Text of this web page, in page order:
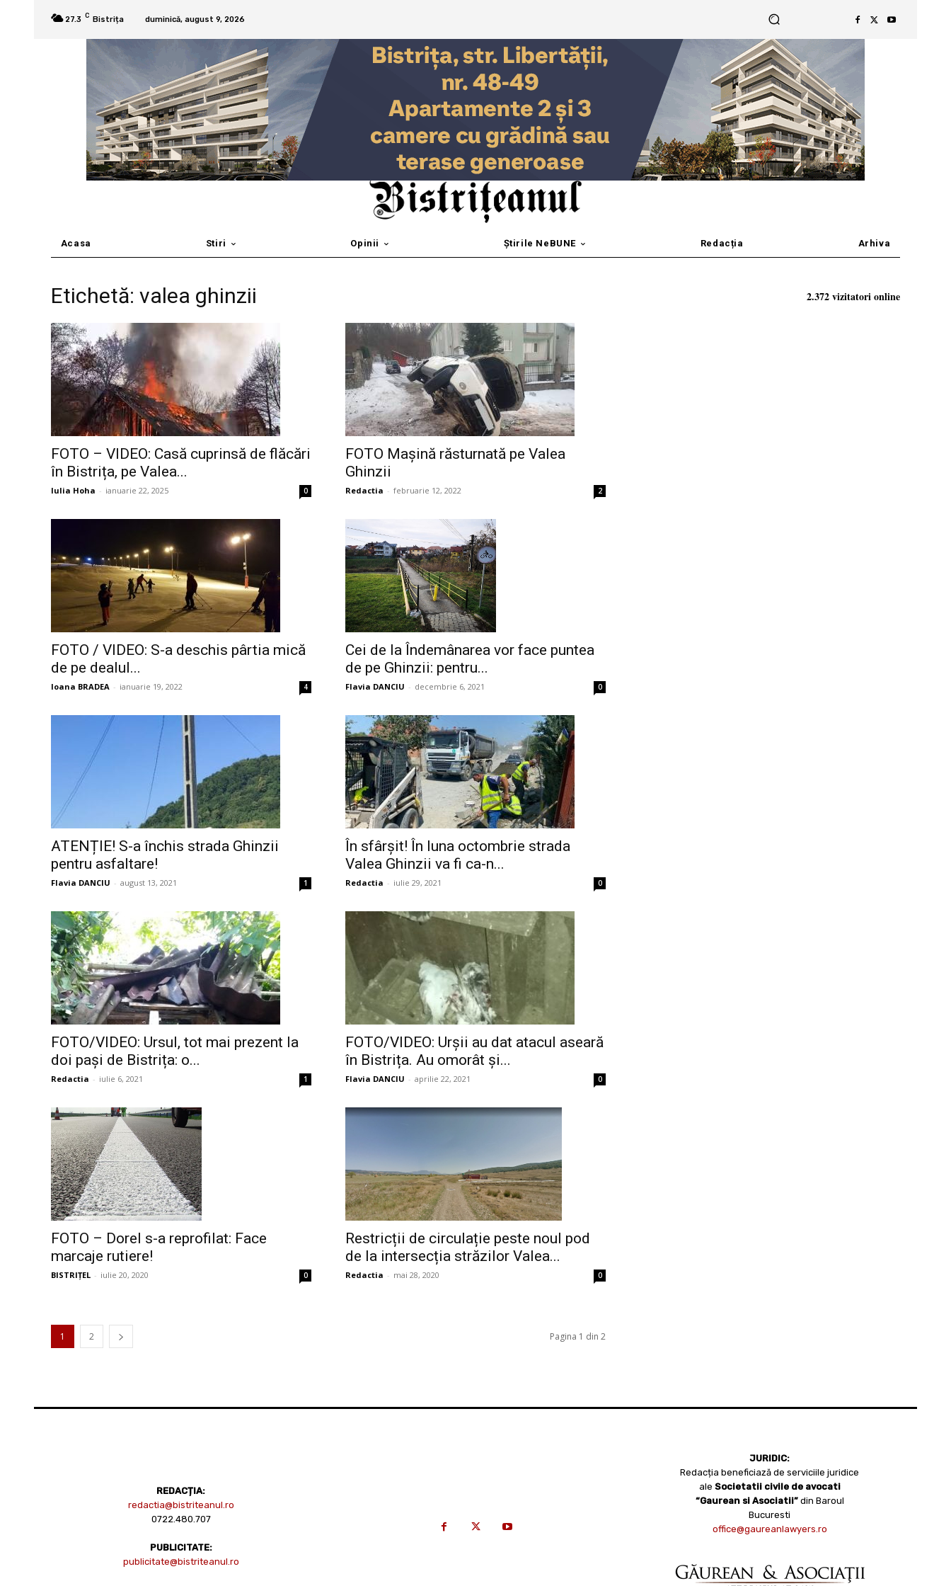
27.3 C Bistrița duminică, august 9, 2026
Acasa Stiri Opinii Știrile NeBUNE Redacția Arhiva
Etichetă: valea ghinzii
FOTO – VIDEO: Casă cuprinsă de flăcări
în Bistrița, pe Valea...
Iulia Hoha - ianuarie 22, 2025 0
FOTO Mașină răsturnată pe Valea
Ghinzii
Redactia - februarie 12, 2022 2
FOTO / VIDEO: S-a deschis pârtia mică
de pe dealul...
Ioana BRADEA - ianuarie 19, 2022 4
Cei de la Îndemânarea vor face puntea
de pe Ghinzii: pentru...
Flavia DANCIU - decembrie 6, 2021 0
ATENȚIE! S-a închis strada Ghinzii
pentru asfaltare!
Flavia DANCIU - august 13, 2021 1
În sfârșit! În luna octombrie strada
Valea Ghinzii va fi ca-n...
Redactia - iulie 29, 2021 0
FOTO/VIDEO: Ursul, tot mai prezent la
doi pași de Bistrița: o...
Redactia - iulie 6, 2021 1
FOTO/VIDEO: Urșii au dat atacul aseară
în Bistrița. Au omorât și...
Flavia DANCIU - aprilie 22, 2021 0
FOTO – Dorel s-a reprofilat: Face
marcaje rutiere!
BISTRIȚEL - iulie 20, 2020 0
Restricții de circulație peste noul pod
de la intersecția străzilor Valea...
Redactia - mai 28, 2020 0
1 2 Pagina 1 din 2
2.372 vizitatori online
REDACȚIA:
redactia@bistriteanul.ro
0722.480.707
PUBLICITATE:
publicitate@bistriteanul.ro
JURIDIC:
Redacția beneficiază de serviciile juridice
ale Societatii civile de avocati
“Gaurean si Asociatii” din Baroul
Bucuresti
office@gaureanlawyers.ro